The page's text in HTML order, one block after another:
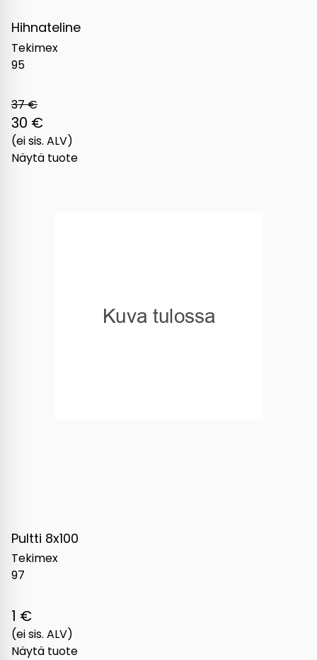
Hihnateline
Tekimex
95
37 €
30 €
(ei sis. ALV)
Näytä tuote
Pultti 8x100
Tekimex
97
1 €
(ei sis. ALV)
Näytä tuote